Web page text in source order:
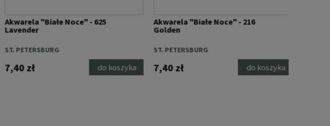
Akwarela "Białe Noce" - 625
Lavender
ST. PETERSBURG
7,40 zł do koszyka
Akwarela "Białe Noce" - 216
Golden
ST. PETERSBURG
7,40 zł do koszyka